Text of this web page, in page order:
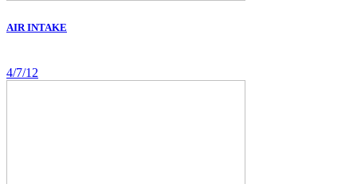
AIR INTAKE
4/7/12